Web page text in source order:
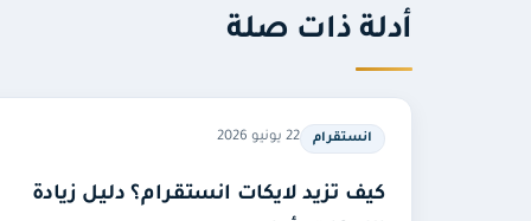
أدلة ذات صلة
انستقرام 22 يونيو 2026
كيف تزيد لايكات انستقرام؟ دليل زيادة